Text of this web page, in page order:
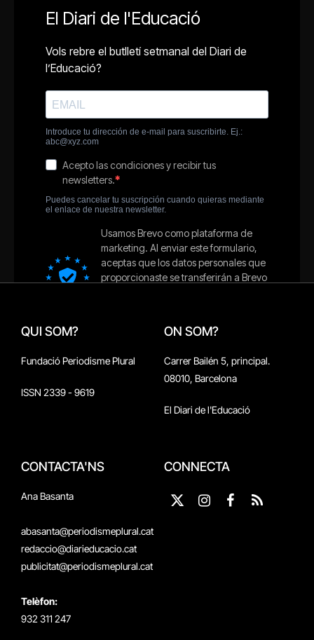
QUI SOM?
Fundació Periodisme Plural
ISSN 2339 - 9619
ON SOM?
Carrer Bailén 5, principal.
08010, Barcelona
El Diari de l'Educació
CONTACTA'NS
Ana Basanta
abasanta@periodismeplural.cat
redaccio@diarieducacio.cat
publicitat@periodismeplural.cat
Telèfon:
932 311 247
CONNECTA
X
Instagram
Facebook
RSS